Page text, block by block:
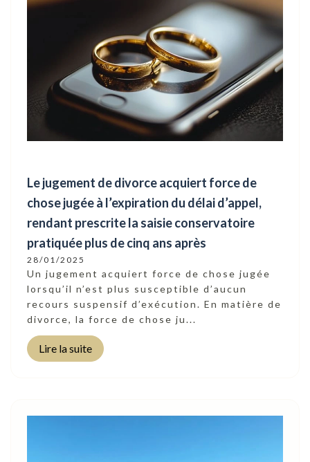
Le jugement de divorce acquiert force de
chose jugée à l’expiration du délai d’appel,
rendant prescrite la saisie conservatoire
pratiquée plus de cinq ans après
28/01/2025
Un jugement acquiert force de chose jugée
lorsqu’il n’est plus susceptible d’aucun
recours suspensif d’exécution. En matière de
divorce, la force de chose ju...
Lire la suite